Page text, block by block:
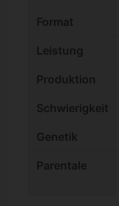
Format
Leistung
Produktion
Schwierigkeit
Genetik
Parentale